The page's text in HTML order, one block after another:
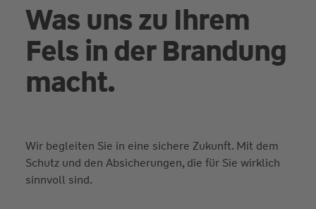
Was uns zu Ihrem
Fels in der Brandung
macht.
Wir begleiten Sie in eine sichere Zukunft. Mit dem
Schutz und den Absicherungen, die für Sie wirklich
sinnvoll sind.